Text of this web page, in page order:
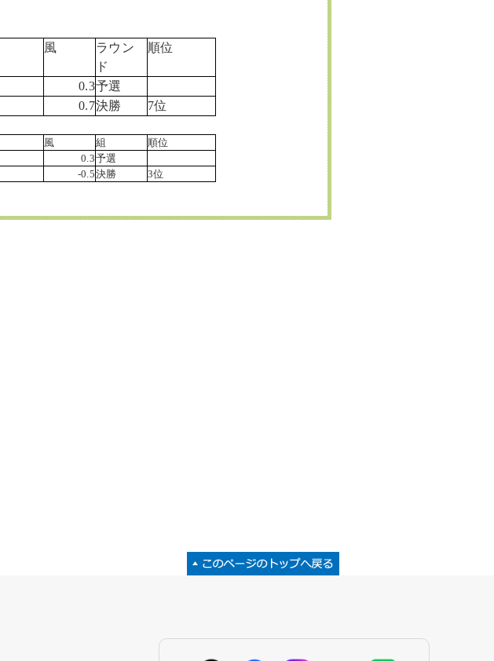
風
ラウン
ド
順位
0.3予選
0.7決勝 7位
風 組
順位
0.3予選
-0.5決勝 3位